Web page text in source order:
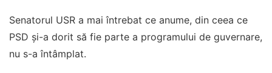
Senatorul USR a mai întrebat ce anume, din ceea ce
PSD şi-a dorit să fie parte a programului de guvernare,
nu s-a întâmplat.